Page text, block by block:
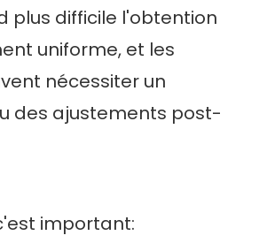
plus difficile l'obtention
uniforme, et les
nécessiter un
des ajustements post-
important: